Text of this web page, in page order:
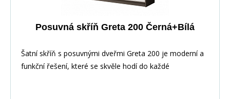
Posuvná skříň Greta 200 Černá+Bílá
Šatní skříň s posuvnými dveřmi Greta 200 je moderní a
funkční řešení, které se skvěle hodí do každé